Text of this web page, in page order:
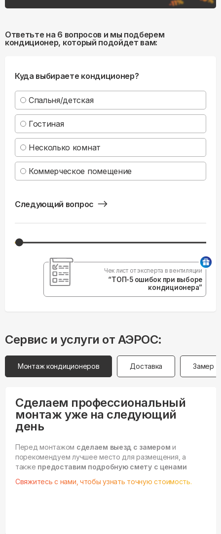
Ответьте на 6 вопросов и мы подберем
кондиционер, который подойдет вам:
Куда выбираете кондиционер?
Спальня/детская
Гостиная
Несколько комнат
Коммерческое помещение
Следующий вопрос
Чек лист от эксперта в вентиляции
“ТОП-5 ошибок при выборе
кондиционера”
Сервис и услуги от АЭРОС:
Монтаж кондиционеров Доставка Замер
Сделаем профессиональный
монтаж уже на следующий
день
Перед монтажом сделаем выезд с замером и
порекомендуем лучшее место для размещения, а
также предоставим подробную смету с ценами
Свяжитесь с нами, чтобы узнать точную стоимость.